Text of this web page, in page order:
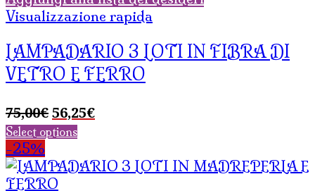
Visualizzazione rapida
LAMPADARIO 3 LOTI IN FIBRA DI
VETRO E FERRO
75,00€ Il
prezzo
era:
75,00€.
56,25€Il
è:
Select options
-25%